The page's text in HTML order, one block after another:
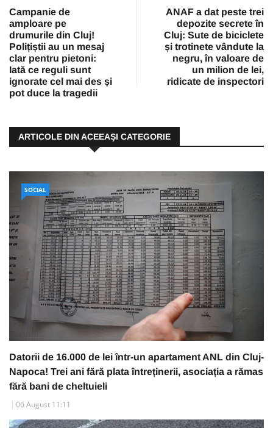
Campanie de
amploare pe
drumurile din Cluj!
Polițiștii au un mesaj
clar pentru pietoni:
Iată ce reguli sunt
ignorate cel mai des și
pot duce la tragedii
ANAF a dat peste trei
depozite secrete în
Cluj: Sute de biciclete
și trotinete vândute la
negru, în valoare de
un milion de lei,
ridicate de inspectori
ARTICOLE DIN ACEEAŞI CATEGORIE
SOCIAL
Datorii de 16.000 de lei într-un apartament ANL din Cluj-
Napoca! Trei ani fără plata întreținerii, asociația a rămas
fără bani de cheltuieli
06 August 11:11